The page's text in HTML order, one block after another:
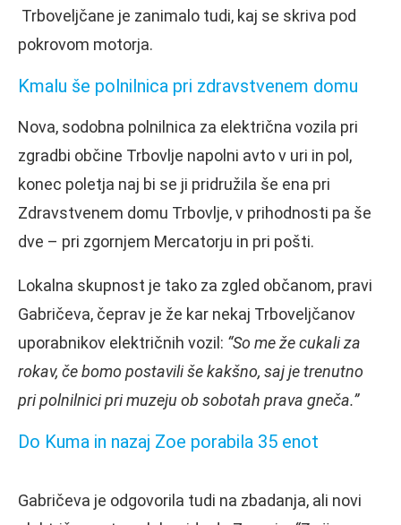
Trboveljčane je zanimalo tudi, kaj se skriva pod
pokrovom motorja.
Kmalu še polnilnica pri zdravstvenem domu
Nova, sodobna polnilnica za električna vozila pri
zgradbi občine Trbovlje napolni avto v uri in pol,
konec poletja naj bi se ji pridružila še ena pri
Zdravstvenem domu Trbovlje, v prihodnosti pa še
dve – pri zgornjem Mercatorju in pri pošti.
Lokalna skupnost je tako za zgled občanom, pravi
Gabričeva, čeprav je že kar nekaj Trboveljčanov
uporabnikov električnih vozil: “So me že cukali za
rokav, če bomo postavili še kakšno, saj je trenutno
pri polnilnici pri muzeju ob sobotah prava gneča.”
Do Kuma in nazaj Zoe porabila 35 enot
Gabričeva je odgovorila tudi na zbadanja, ali novi